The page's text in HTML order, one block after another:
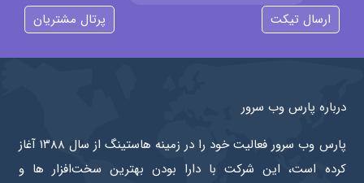
ارسال تیکت پرتال مشتریان
درباره پارس وب سرور
پارس وب سرور فعالیت خود را در زمینه هاستینگ از سال ۱۳۸۸ آغاز
کرده است، این شرکت با دارا بودن بهترین سخت‌افزار ها و